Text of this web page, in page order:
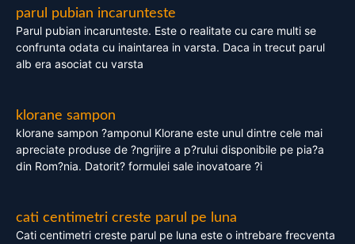
parul pubian incarunteste
Parul pubian incarunteste. Este o realitate cu care multi se
confrunta odata cu inaintarea in varsta. Daca in trecut parul
alb era asociat cu varsta
klorane sampon
klorane sampon ?amponul Klorane este unul dintre cele mai
apreciate produse de ?ngrijire a p?rului disponibile pe pia?a
din Rom?nia. Datorit? formulei sale inovatoare ?i
cati centimetri creste parul pe luna
Cati centimetri creste parul pe luna este o intrebare frecventa